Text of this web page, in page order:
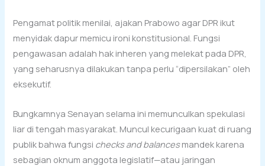
Pengamat politik menilai, ajakan Prabowo agar DPR ikut
menyidak dapur memicu ironi konstitusional. Fungsi
pengawasan adalah hak inheren yang melekat pada DPR,
yang seharusnya dilakukan tanpa perlu “dipersilakan” oleh
eksekutif.
Bungkamnya Senayan selama ini memunculkan spekulasi
liar di tengah masyarakat. Muncul kecurigaan kuat di ruang
publik bahwa fungsi checks and balancesmandek karena
sebagian oknum anggota legislatif—atau jaringan